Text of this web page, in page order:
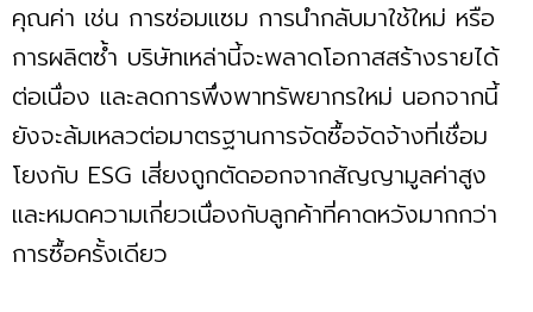
คุณค่า เช่น การซ่อมแซม การนำกลับมาใช้ใหม่ หรือ
การผลิตซ้ำ บริษัทเหล่านี้จะพลาดโอกาสสร้างรายได้
ต่อเนื่อง และลดการพึ่งพาทรัพยากรใหม่ นอกจากนี้
ยังจะล้มเหลวต่อมาตรฐานการจัดซื้อจัดจ้างที่เชื่อม
โยงกับ ESG เสี่ยงถูกตัดออกจากสัญญามูลค่าสูง
และหมดความเกี่ยวเนื่องกับลูกค้าที่คาดหวังมากกว่า
การซื้อครั้งเดียว